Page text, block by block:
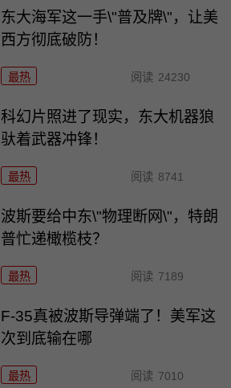
东大海军这一手\"普及牌\"，让美
西方彻底破防！
最热 阅读 24230
科幻片照进了现实，东大机器狼
驮着武器冲锋！
最热 阅读 8741
波斯要给中东\"物理断网\"，特朗
普忙递橄榄枝？
最热 阅读 7189
F-35真被波斯导弹端了！美军这
次到底输在哪
最热 阅读 7010